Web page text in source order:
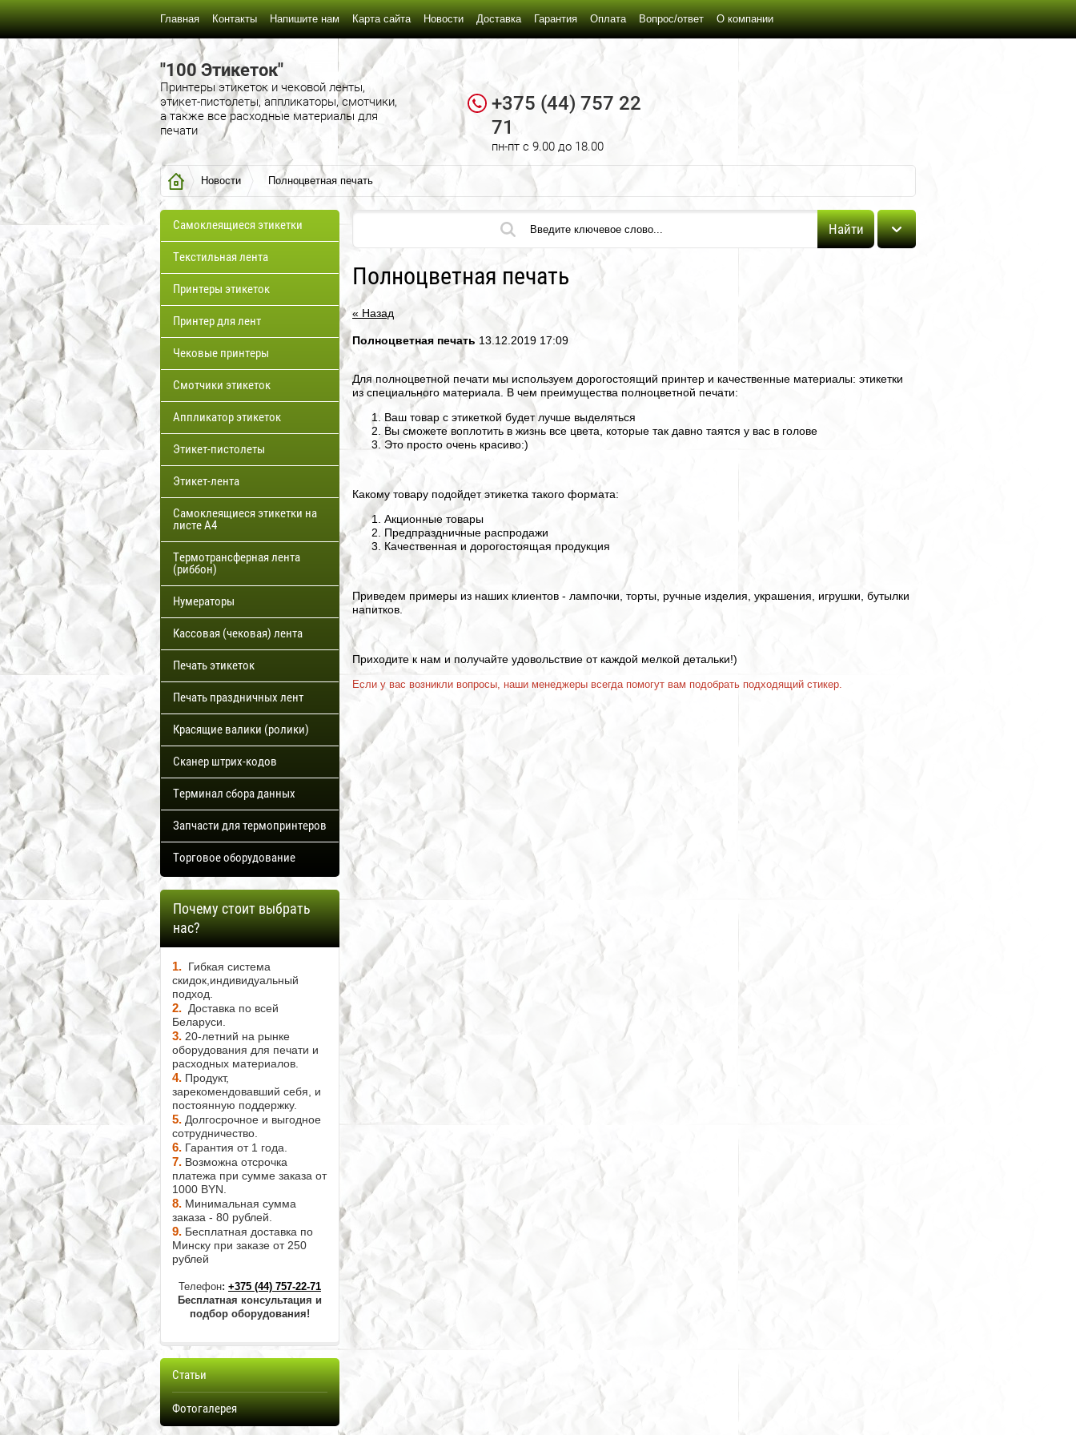
Главная Контакты Напишите нам Карта сайта Новости Доставка Гарантия Оплата Вопрос/ответ О компании
"100 Этикеток"
Принтеры этикеток и чековой ленты,
этикет-пистолеты, аппликаторы, смотчики,
а также все расходные материалы для
печати
+375 (44) 757 22
71
пн-пт c 9.00 до 18.00
Новости Полноцветная печать
Самоклеящиеся этикетки
Текстильная лента
Принтеры этикеток
Принтер для лент
Чековые принтеры
Смотчики этикеток
Аппликатор этикеток
Этикет-пистолеты
Этикет-лента
Самоклеящиеся этикетки на
листе А4
Термотрансферная лента
(риббон)
Нумераторы
Кассовая (чековая) лента
Печать этикеток
Печать праздничных лент
Красящие валики (ролики)
Сканер штрих-кодов
Терминал сбора данных
Запчасти для термопринтеров
Торговое оборудование
Почему стоит выбрать
нас?
1. Гибкая система
скидок,индивидуальный
подход.
2. Доставка по всей
Беларуси.
3. 20-летний на рынке
оборудования для печати и
расходных материалов.
4. Продукт,
зарекомендовавший себя, и
постоянную поддержку.
5. Долгосрочное и выгодное
сотрудничество.
6. Гарантия от 1 года.
7. Возможна отсрочка
платежа при сумме заказа от
1000 BYN.
8. Минимальная сумма
заказа - 80 рублей.
9. Бесплатная доставка по
Минску при заказе от 250
рублей
Телефон: +375 (44) 757-22-71
Бесплатная консультация и
подбор оборудования!
Статьи
Фотогалерея
Найти
Полноцветная печать
« Назад
Полноцветная печать 13.12.2019 17:09
Для полноцветной печати мы используем дорогостоящий принтер и качественные материалы: этикетки
из специального материала. В чем преимущества полноцветной печати:
Ваш товар с этикеткой будет лучше выделяться
Вы сможете воплотить в жизнь все цвета, которые так давно таятся у вас в голове
Это просто очень красиво:)
Какому товару подойдет этикетка такого формата:
Акционные товары
Предпраздничные распродажи
Качественная и дорогостоящая продукция
Приведем примеры из наших клиентов - лампочки, торты, ручные изделия, украшения, игрушки, бутылки
напитков.
Приходите к нам и получайте удовольствие от каждой мелкой детальки!)
Если у вас возникли вопросы, наши менеджеры всегда помогут вам подобрать подходящий стикер.